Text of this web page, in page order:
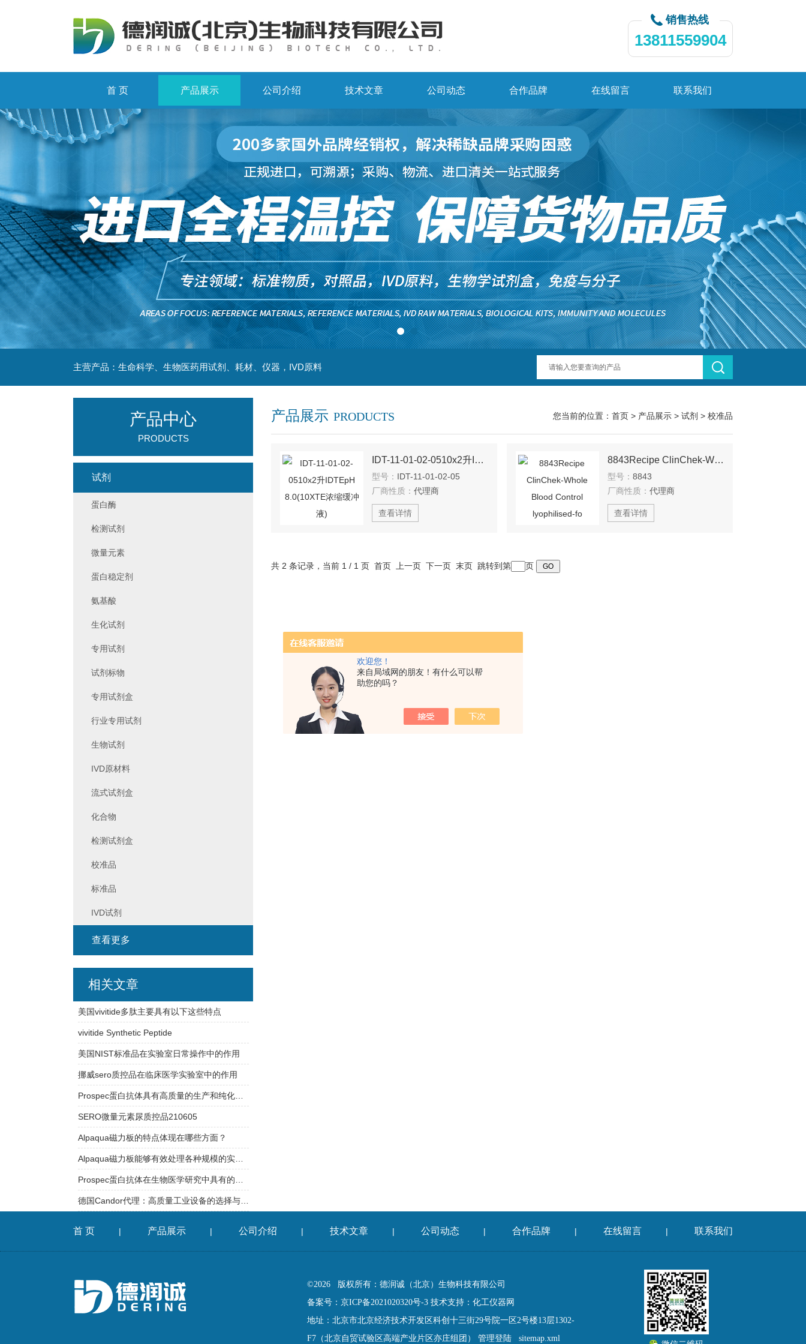
欢迎您！
来自局域网的朋友！有什么可以帮
助您的吗？
销售热线
13811559904
首 页 产品展示 公司介绍 技术文章 公司动态 合作品牌 在线留言 联系我们
主营产品：生命科学、生物医药用试剂、耗材、仪器，IVD原料
产品展示 PRODUCTS 您当前的位置： 首页 > 产品展示 > 试剂 > 校准品
IDT-11-01-02-0510x2升IDTEpH 8.0(10XTE浓缩缓冲液)
型号： IDT-11-01-02-05
厂商性质： 代理商
查看详情
8843Recipe ClinChek-Whole Blood Control lyophilised-fo
型号： 8843
厂商性质： 代理商
查看详情
共 2 条记录，当前 1 / 1 页 首页 上一页 下一页 末页 跳转到第 页
产品中心
PRODUCTS
试剂
蛋白酶
检测试剂
微量元素
蛋白稳定剂
氨基酸
生化试剂
专用试剂
试剂标物
专用试剂盒
行业专用试剂
生物试剂
IVD原材料
流式试剂盒
化合物
检测试剂盒
校准品
标准品
IVD试剂
查看更多
相关文章
美国vivitide多肽主要具有以下这些特点
vivitide Synthetic Peptide
美国NIST标准品在实验室日常操作中的作用
挪威sero质控品在临床医学实验室中的作用
Prospec蛋白抗体具有高质量的生产和纯化工艺
SERO微量元素尿质控品210605
Alpaqua磁力板的特点体现在哪些方面？
Alpaqua磁力板能够有效处理各种规模的实验样品
德国Candor代理：高质量工业设备的选择与合作
首 页 | 产品展示 | 公司介绍 | 技术文章 | 公司动态 | 合作品牌 | 在线留言 | 联系我们
©2026 版权所有：德润诚（北京）生物科技有限公司
备案号：京ICP备2021020320号-3 技术支持： 化工仪器网
地址：北京市北京经济技术开发区科创十三街29号院一区2号楼13层1302-
F7（北京自贸试验区高端产业片区亦庄组团） 管理登陆 sitemap.xml